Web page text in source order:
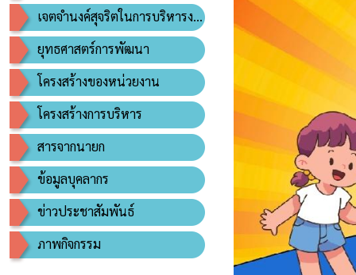
เจตจำนงค์สุจริตในการบริหารงาน
ยุทธศาสตร์การพัฒนา
โครงสร้างของหน่วยงาน
โครงสร้างการบริหาร
สารจากนายก
ข้อมูลบุคลากร
ข่าวประชาสัมพันธ์
ภาพกิจกรรม